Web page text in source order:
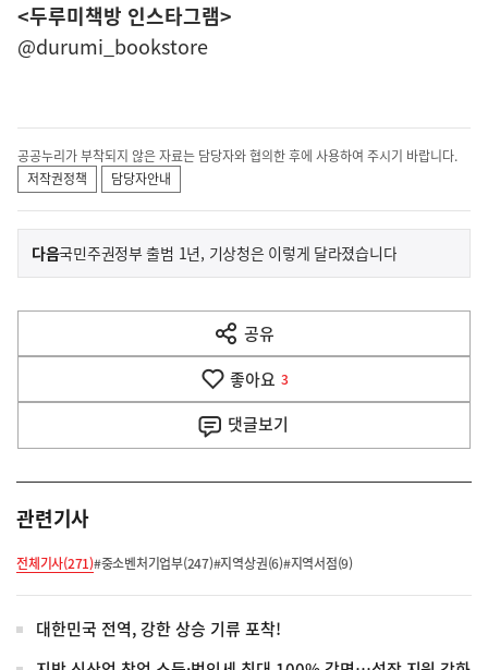
<두루미책방 인스타그램>
@durumi_bookstore
공공누리가 부착되지 않은 자료는 담당자와 협의한 후에 사용하여 주시기 바랍니다.
저작권정책
담당자안내
이
전
다
음
다음기
사
국민주권정부 출범 1년, 기상청은 이렇게 달라졌습니다
공유
열
기
좋아요 3
댓글보기
관련기사
전체기사(271)#중소벤처기업부(247)#지역상권(6)#지역서점(9)
대한민국 전역, 강한 상승 기류 포착!